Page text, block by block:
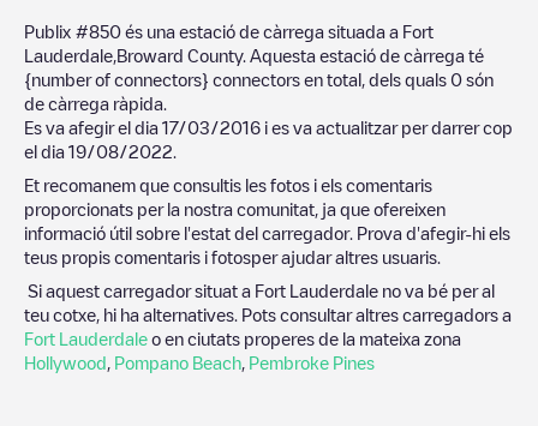
Publix #850 és una estació de càrrega situada a Fort
Lauderdale Broward County. Aquesta estació de càrrega té
{number of connectors} connectors en total, dels quals 0 són
de càrrega ràpida.
Es va afegir el dia 17/03/2016 i es va actualitzar per darrer cop
el dia 19/08/2022
Et recomanem que consultis les fotos i els comentaris
proporcionats per la nostra comunitat, ja que ofereixen
informació útil sobre l'estat del carregador. Prova d'afegir-hi els
teus propis comentaris i fotosper ajudar altres usuaris.
Si aquest carregador situat a Fort Lauderdale no va bé per al
teu cotxe, hi ha alternatives. Pots consultar altres carregadors a
Fort Lauderdale o en ciutats properes de la mateixa zona
Hollywood Pompano Beach Pembroke Pines